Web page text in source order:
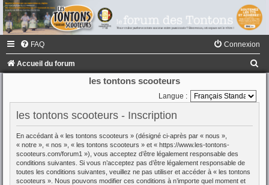
FAQ Connexion
Accueil du forum
les tontons scooteurs
Langue :
les tontons scooteurs - Inscription
En accédant à « les tontons scooteurs » (désigné ci-après par « nous »,
« notre », « nos », « les tontons scooteurs » et « https://www.les-tontons-
scooteurs.com/forum1 »), vous acceptez d’être légalement responsable des
conditions suivantes. Si vous n’acceptez pas d’être légalement responsable de
toutes les conditions suivantes, veuillez ne pas utiliser et accéder à « les tontons
scooteurs ». Nous pouvons modifier ces conditions à n’importe quel moment et